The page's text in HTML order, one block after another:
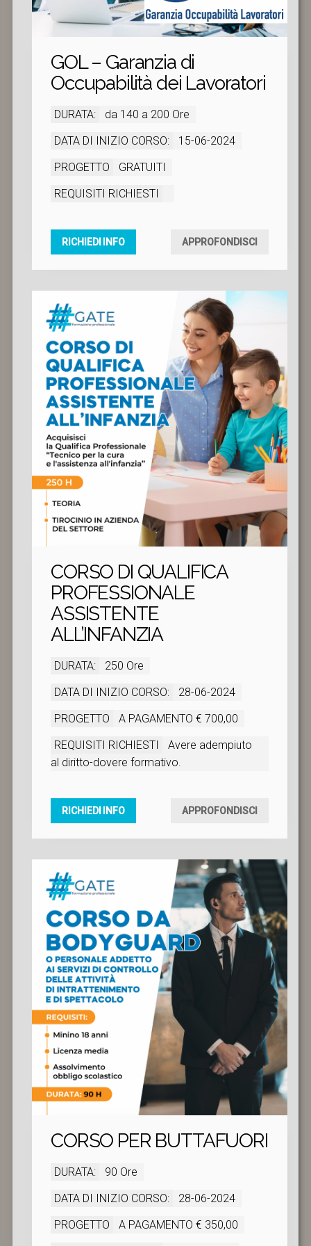
GOL – Garanzia di
Occupabilità dei Lavoratori
DURATA:
da 140 a 200 Ore
DATA DI INIZIO CORSO:
15-06-2024
PROGETTO
GRATUITI
REQUISITI RICHIESTI
RICHIEDI INFO APPROFONDISCI
CORSO DI QUALIFICA
PROFESSIONALE
ASSISTENTE
ALL’INFANZIA
DURATA:
250 Ore
DATA DI INIZIO CORSO:
28-06-2024
PROGETTO
A PAGAMENTO € 700,00
REQUISITI RICHIESTI
Avere adempiuto
al diritto-dovere formativo.
RICHIEDI INFO APPROFONDISCI
CORSO PER BUTTAFUORI
DURATA:
90 Ore
DATA DI INIZIO CORSO:
28-06-2024
PROGETTO
A PAGAMENTO € 350,00